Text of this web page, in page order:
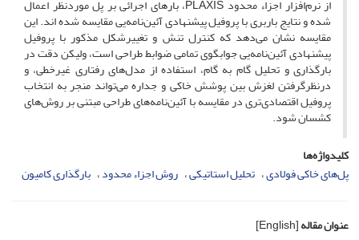
از نرم‌افزار اجزاء محدود P‌L‌A‌X‌I‌S، بارهای اجرائی بر پل موردنظر اعمال
شده و نتایج باربری با پروفیل پیشنهادی آئین‌نامه‌یی مقایسه شده اند. این
مقایسه نشان می‌دهد که کنترل تنش و تغییرشکل مذکور با پروفیل
پیشنهادی آئین‌نامه‌یی جوابگوی تمامی ضوابط طراحی است، ولیکن دقت در
بارگذاری و تحلیل گام به گام، استفاده از مدل‌های رفتاری غیرخطی، و
درنظرگرفتن لغزش بین پوشش خاکی و جداره می‌تواند منجر به انتخاب
پروفیل اقتصادی‌تری در مقایسه با آئین‌نامه‌های طراحی مبتنی بر روش‌های
کشسان شود.
کلیدواژه‌ها
پل‌های خاکی فولادی تحلیل استاتیکی روش اجزاء محدود بارگذاری کامیون
عنوان مقاله[English]